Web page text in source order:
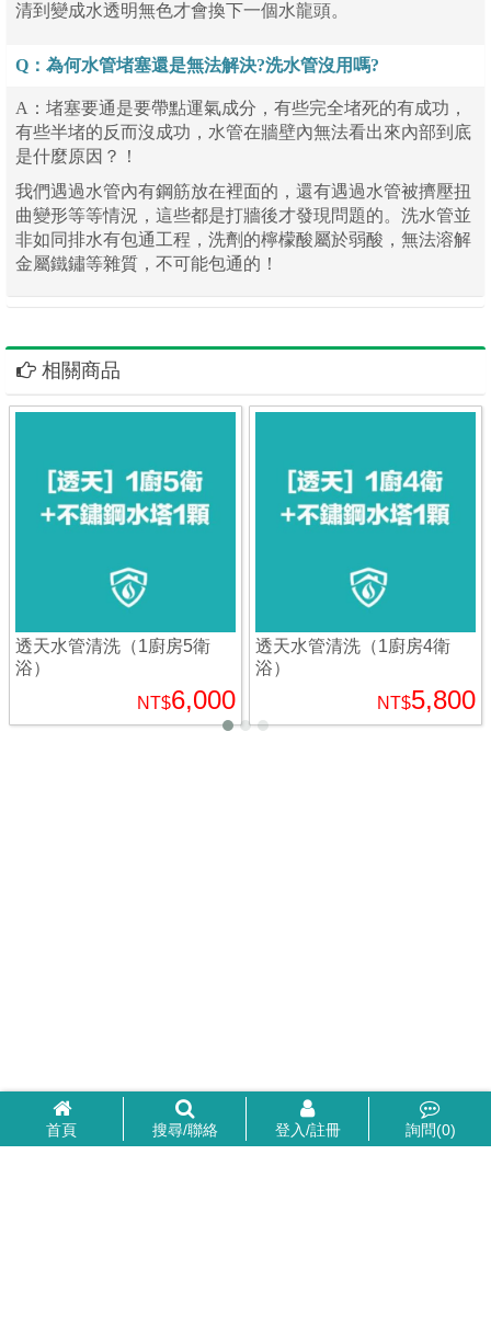
首頁 搜尋/聯絡 登入/註冊 詢問(0)
清到變成水透明無色才會換下一個水龍頭。
Q：為何水管堵塞還是無法解決?洗水管沒用嗎?
A：堵塞要通是要帶點運氣成分，有些完全堵死的有成功，
有些半堵的反而沒成功，水管在牆壁內無法看出來內部到底
是什麼原因？！
我們遇過水管內有鋼筋放在裡面的，還有遇過水管被擠壓扭
曲變形等等情況，這些都是打牆後才發現問題的。洗水管並
非如同排水有包通工程，洗劑的檸檬酸屬於弱酸，無法溶解
金屬鐵鏽等雜質，不可能包通的！
相關商品
透天水管清洗（1廚房5衛
浴）
NT$6,000
透天水管清洗（1廚房4衛
浴）
NT$5,800